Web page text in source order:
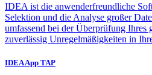
IDEA ist die anwenderfreundliche
Selektion und die Analyse großer
umfassend bei der Überprüfung Ihres
zuverlässig Unregelmäßigkeiten in
IDEA App TAP